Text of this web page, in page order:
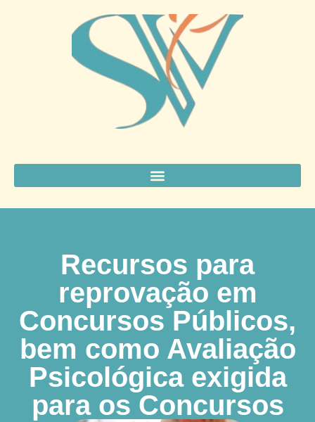
Recursos para
reprovação em
Concursos Públicos,
bem como Avaliação
Psicológica exigida
para os Concursos